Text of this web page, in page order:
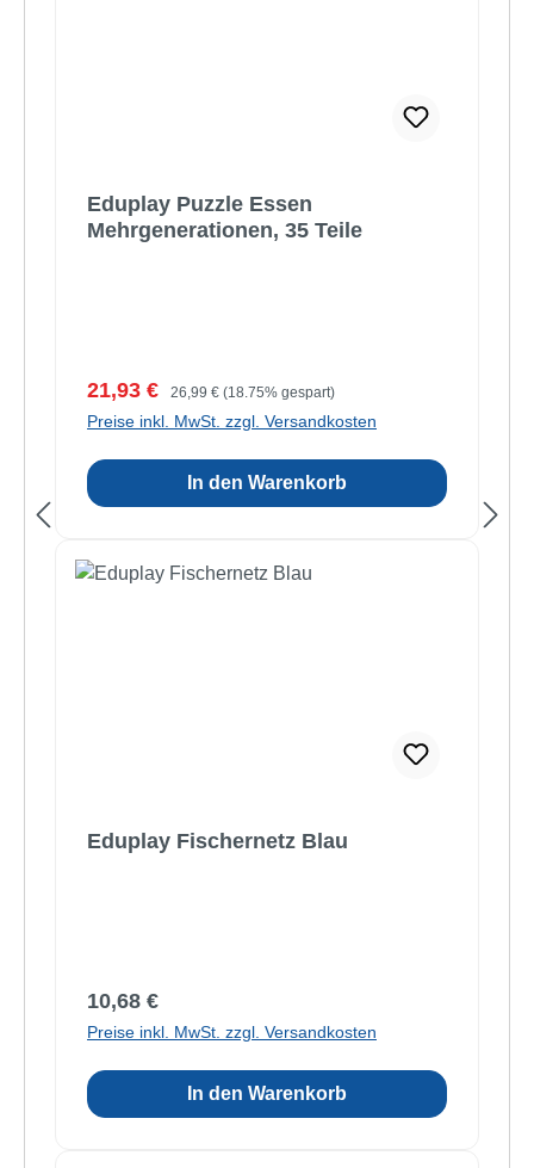
Eduplay Puzzle Essen
Mehrgenerationen, 35 Teile
Verkaufspreis:
21,93 € Regulärer Preis:
26,99 € (18.75% gespart)
Preise inkl. MwSt. zzgl. Versandkosten
In den Warenkorb
Eduplay Fischernetz Blau
Regulärer Preis:
10,68 €
Preise inkl. MwSt. zzgl. Versandkosten
In den Warenkorb